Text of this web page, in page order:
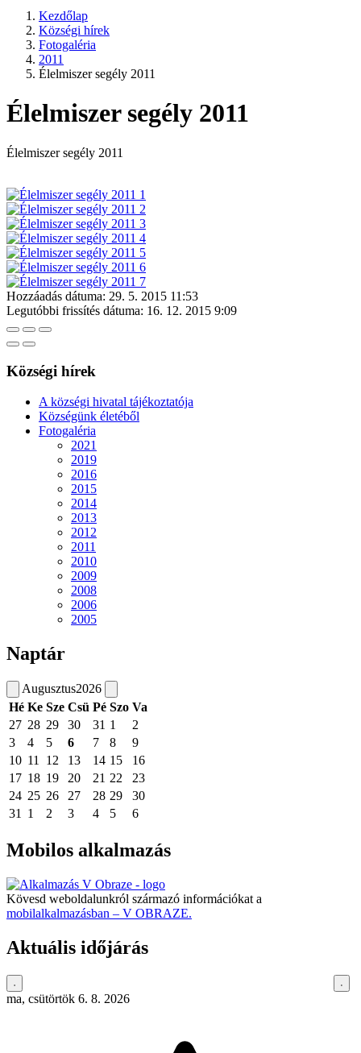
Kezdőlap
Községi hírek
Fotogaléria
2011
Élelmiszer segély 2011
Élelmiszer segély 2011
Élelmiszer segély 2011
Hozzáadás dátuma: 29. 5. 2015 11:53
Legutóbbi frissítés dátuma: 16. 12. 2015 9:09
Községi hírek
A községi hivatal tájékoztatója
Községünk életéből
Fotogaléria
2021
2019
2016
2015
2014
2013
2012
2011
2010
2009
2008
2006
2005
Naptár
Augusztus2026
Hé Ke Sze Csü Pé Szo Va
27 28 29 30 31 1
2
3
4 5 6 7 8
9
10 11 12 13 14 15
16
17 18 19 20 21 22
23
24 25 26 27 28 29
30
31
1 2 3 4 5 6
Mobilos alkalmazás
Kövesd weboldalunkról származó információkat a
mobilalkalmazásban – V OBRAZE.
Aktuális időjárás
ma, csütörtök 6. 8. 2026